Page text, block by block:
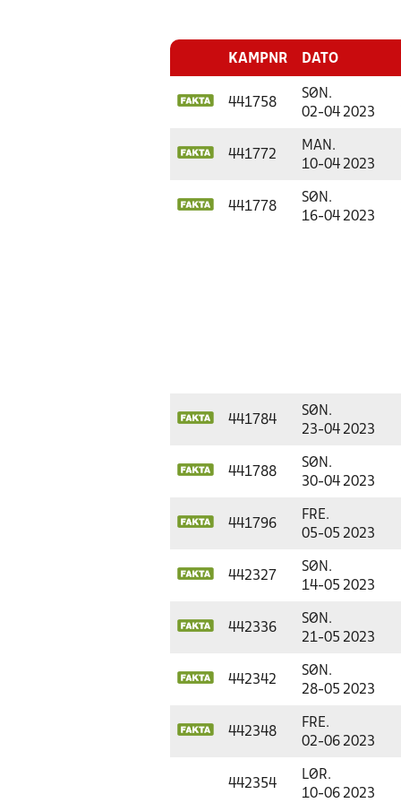
KAMPNR DATO
441758
SØN.
02-04 2023
441772
MAN.
10-04 2023
441778
SØN.
16-04 2023
441784
SØN.
23-04 2023
441788
SØN.
30-04 2023
441796
FRE.
05-05 2023
442327
SØN.
14-05 2023
442336
SØN.
21-05 2023
442342
SØN.
28-05 2023
442348
FRE.
02-06 2023
442354
LØR.
10-06 2023